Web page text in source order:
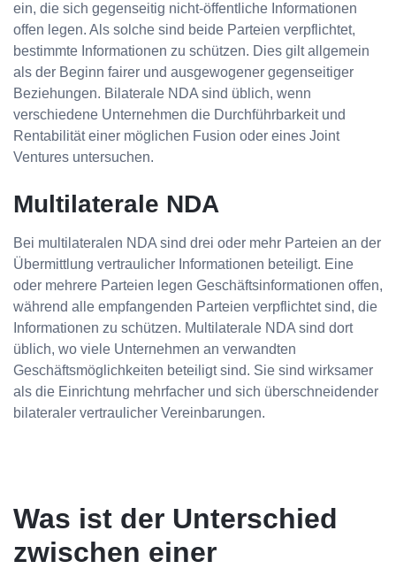
ein, die sich gegenseitig nicht-öffentliche Informationen
offen legen. Als solche sind beide Parteien verpflichtet,
bestimmte Informationen zu schützen. Dies gilt allgemein
als der Beginn fairer und ausgewogener gegenseitiger
Beziehungen. Bilaterale NDA sind üblich, wenn
verschiedene Unternehmen die Durchführbarkeit und
Rentabilität einer möglichen Fusion oder eines Joint
Ventures untersuchen.
Multilaterale NDA
Bei multilateralen NDA sind drei oder mehr Parteien an der
Übermittlung vertraulicher Informationen beteiligt. Eine
oder mehrere Parteien legen Geschäftsinformationen offen,
während alle empfangenden Parteien verpflichtet sind, die
Informationen zu schützen. Multilaterale NDA sind dort
üblich, wo viele Unternehmen an verwandten
Geschäftsmöglichkeiten beteiligt sind. Sie sind wirksamer
als die Einrichtung mehrfacher und sich überschneidender
bilateraler vertraulicher Vereinbarungen.
Was ist der Unterschied
zwischen einer